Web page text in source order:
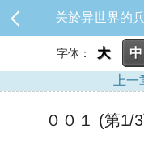
关於异世界的
字体： 大 中
上一
００１ (第1/3